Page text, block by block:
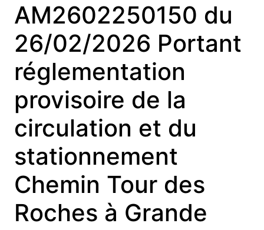
AM2602250150 du
26/02/2026 Portant
réglementation
provisoire de la
circulation et du
stationnement
Chemin Tour des
Roches à Grande